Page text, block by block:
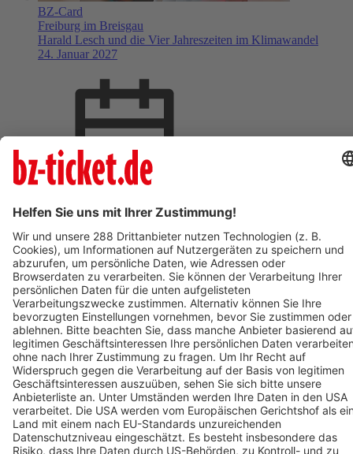
BZ-Card
Freiburg im Breisgau
Harald Lesch und die Vier Jahreszeiten im Klimawandel
24. Januar 2027
BZ-Card Vorteile